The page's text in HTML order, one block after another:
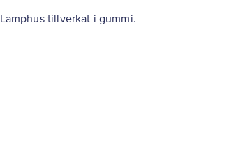
Lamphus tillverkat i gummi.